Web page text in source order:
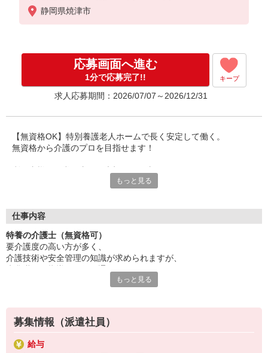
無資格の方：時給1400円〜1750円
静岡県焼津市
応募画面へ進む
1分で応募完了!! キープ
求人応募期間：2026/07/07～2026/12/31
【無資格OK】特別養護老人ホームで長く安定して働く。
無資格から介護のプロを目指せます！
チームメンバーとして歓迎します！
「人の役に立ちたい」気持ちを活かせます。
ブランクのある方も歓迎。
まずは気軽にお話を聞きに来てください！
ご応募をお待ちしております！
もっと見る
仕事内容
特養の介護士（無資格可）
要介護度の高い方が多く、
介護技術や安全管理の知識が求められますが、
日々スキルアップが可能です◎
無資格からでもスタート可能な案件ですので、
利用者さまとの関係性を大切にしながら、
日々の生活を支える役割をお願いします！
もっと見る
募集情報（派遣社員）
給与